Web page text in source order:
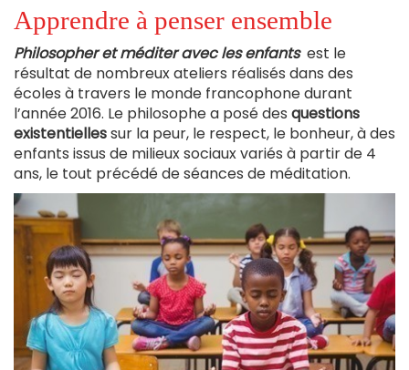
Apprendre à penser ensemble
Philosopher et méditer avec les enfantsest le
résultat de nombreux ateliers réalisés dans des
écoles à travers le monde francophone durant
l’année 2016. Le philosophe a posé des questions
existentiellessur la peur, le respect, le bonheur, à des
enfants issus de milieux sociaux variés à partir de 4
ans, le tout précédé de séances de méditation.